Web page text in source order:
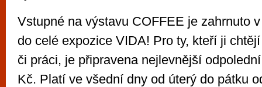
Vstupné na výstavu COFFEE je zahrnuto
do celé expozice VIDA! Pro ty, kteří ji
či práci, je připravena nejlevnější
Kč. Platí ve všední dny od úterý do pátku